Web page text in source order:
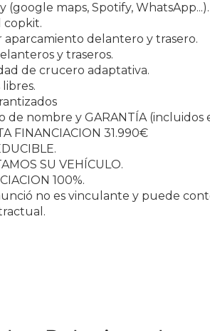
(google maps, Spotify, WhatsApp...).
copkit.
aparcamiento delantero y trasero.
y traseros.
de crucero adaptativa.
libres.
de nombre y GARANTÍA (incluidos
FINANCIACION 31.990€
SU VEHÍCULO.
100%.
no es vinculante y puede